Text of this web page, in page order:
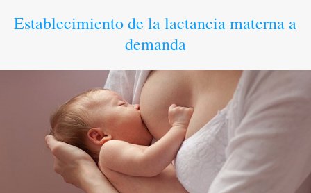
Establecimiento de la lactancia materna a
demanda